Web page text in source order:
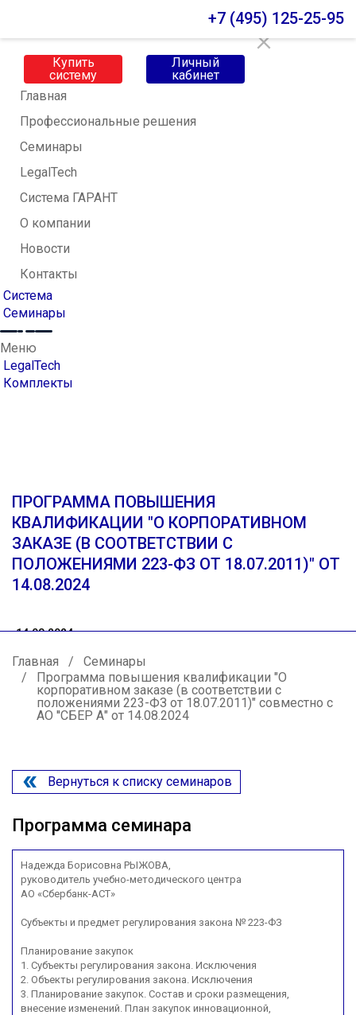
Купить
систему
Личный
кабинет
Главная
Профессиональные решения
Семинары
LegalTech
Система ГАРАНТ
О компании
Новости
Контакты
Система
Семинары
Меню
LegalTech
Комплекты
+7 (495) 125-25-95
ПРОГРАММА ПОВЫШЕНИЯ
КВАЛИФИКАЦИИ "О КОРПОРАТИВНОМ
ЗАКАЗЕ (В СООТВЕТСТВИИ С
ПОЛОЖЕНИЯМИ 223-ФЗ ОТ 18.07.2011)" ОТ
14.08.2024
14.08.2024
Главная
Семинары
Программа повышения квалификации "О
корпоративном заказе (в соответствии с
положениями 223-ФЗ от 18.07.2011)" совместно с
АО ''СБЕР А" от 14.08.2024
Вернуться к списку семинаров
Программа семинара
Надежда Борисовна РЫЖОВА,
руководитель учебно-методического центра
АО «Сбербанк-АСТ»
Субъекты и предмет регулирования закона № 223-ФЗ
Планирование закупок
1. Субъекты регулирования закона. Исключения
2. Объекты регулирования закона. Исключения
3. Планирование закупок. Состав и сроки размещения,
внесение изменений. План закупок инновационной,